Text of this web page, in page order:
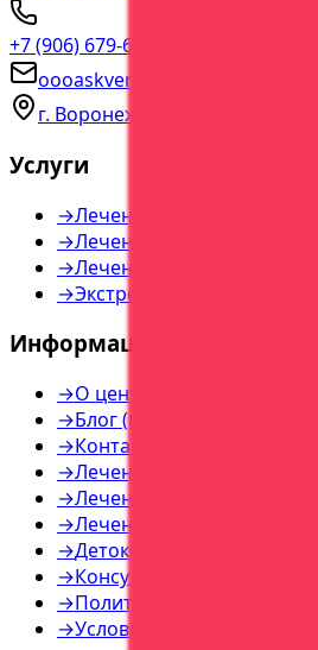
+7 (906) 679-60-00
oooaskvera@yandex.ru
г. Воронеж, пер. Богдана
Услуги
→Лечение алкоголизма
→Лечение наркомании
→Лечение игромании
→Экстренная помощь
Информация
→О центре
→Блог (все статьи)
→Контакты
→Лечение
→Лечение алкоголизма —
→Лечение игромании —
→Детоксикация — инфо
→Консультация — инфо
→Политика
→Условия использования